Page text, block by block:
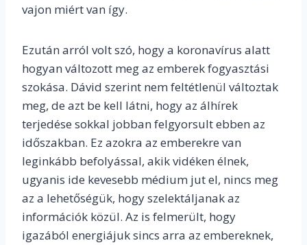
vajon miért van így.
Ezután arról volt szó, hogy a koronavírus alatt
hogyan változott meg az emberek fogyasztási
szokása. Dávid szerint nem feltétlenül változtak
meg, de azt be kell látni, hogy az álhírek
terjedése sokkal jobban felgyorsult ebben az
időszakban. Ez azokra az emberekre van
leginkább befolyással, akik vidéken élnek,
ugyanis ide kevesebb médium jut el, nincs meg
az a lehetőségük, hogy szelektáljanak az
információk közül. Az is felmerült, hogy
igazából energiájuk sincs arra az embereknek,